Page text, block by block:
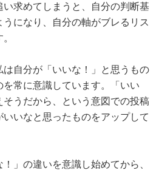
求めてしまうと、自分の判断基
になり、自分の軸がブレるリス
自分が「いいな！」と思うもの
常に意識しています。「いい
うだから、という意図での投稿
いなと思ったものをアップして
！」の違いを意識し始めてから、